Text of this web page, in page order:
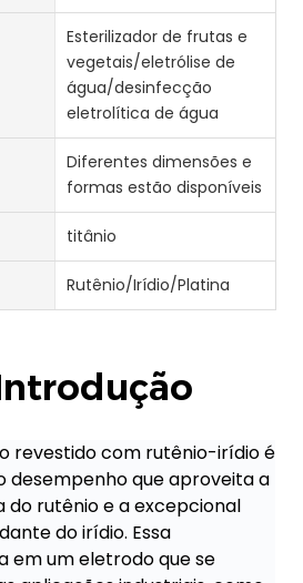
Esterilizador de frutas e
vegetais/eletrólise de
água/desinfecção
eletrolítica de água
Diferentes dimensões e
formas estão disponíveis
titânio
Rutênio/Irídio/Platina
revestido com rutênio-irídio é
desempenho que aproveita a
rutênio e a excepcional
do irídio. Essa
em um eletrodo que se